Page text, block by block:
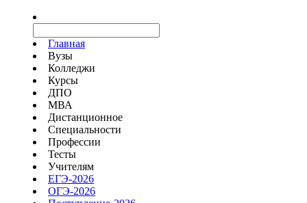
Главная
Вузы
Колледжи
Курсы
ДПО
МВА
Дистанционное
Специальности
Профессии
Тесты
Учителям
ЕГЭ-2026
ОГЭ-2026